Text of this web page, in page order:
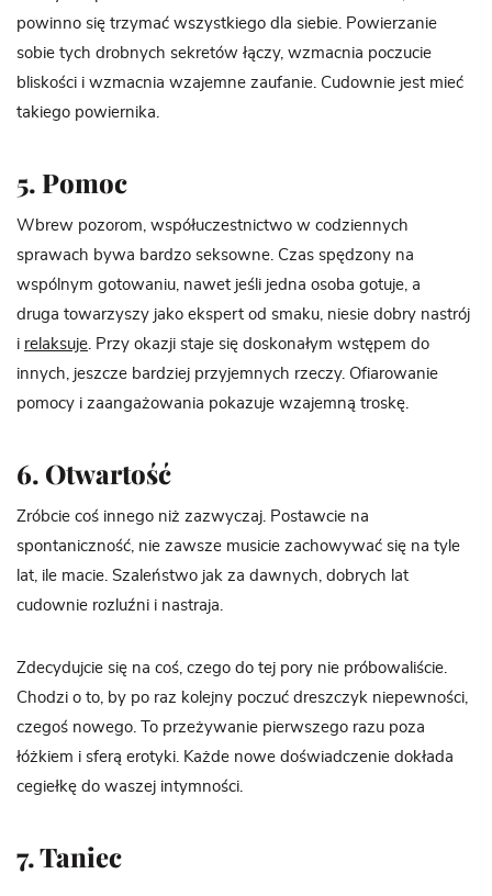
powinno się trzymać wszystkiego dla siebie. Powierzanie
sobie tych drobnych sekretów łączy, wzmacnia poczucie
bliskości i wzmacnia wzajemne zaufanie. Cudownie jest mieć
takiego powiernika.
5. Pomoc
Wbrew pozorom, współuczestnictwo w codziennych
sprawach bywa bardzo seksowne. Czas spędzony na
wspólnym gotowaniu, nawet jeśli jedna osoba gotuje, a
druga towarzyszy jako ekspert od smaku, niesie dobry nastrój
i relaksuje . Przy okazji staje się doskonałym wstępem do
innych, jeszcze bardziej przyjemnych rzeczy. Ofiarowanie
pomocy i zaangażowania pokazuje wzajemną troskę.
6. Otwartość
Zróbcie coś innego niż zazwyczaj. Postawcie na
spontaniczność, nie zawsze musicie zachowywać się na tyle
lat, ile macie. Szaleństwo jak za dawnych, dobrych lat
cudownie rozluźni i nastraja.
Zdecydujcie się na coś, czego do tej pory nie próbowaliście.
Chodzi o to, by po raz kolejny poczuć dreszczyk niepewności,
czegoś nowego. To przeżywanie pierwszego razu poza
łóżkiem i sferą erotyki. Każde nowe doświadczenie dokłada
cegiełkę do waszej intymności.
7. Taniec